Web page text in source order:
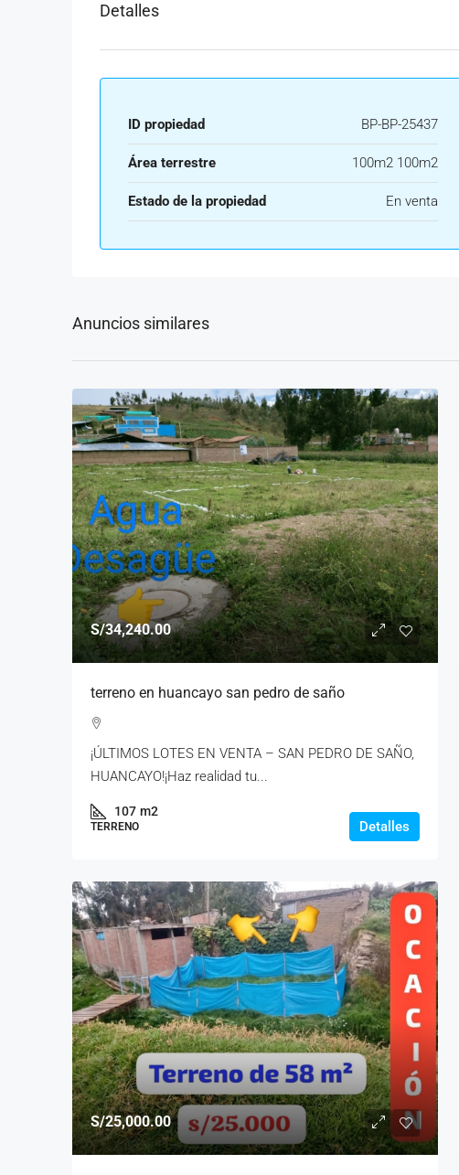
Detalles
ID propiedad BP-BP-25437
Área terrestre 100m2 100m2
Estado de la propiedad En venta
Anuncios similares
S/34,240.00
terreno en huancayo san pedro de saño
¡ÚLTIMOS LOTES EN VENTA – SAN PEDRO DE SAÑO,
HUANCAYO!¡Haz realidad tu...
107 m2
TERRENO Detalles
S/25,000.00